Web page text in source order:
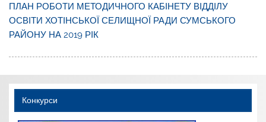
ПЛАН РОБОТИ МЕТОДИЧНОГО КАБІНЕТУ ВІДДІЛУ
ОСВІТИ ХОТІНСЬКОЇ СЕЛИЩНОЇ РАДИ СУМСЬКОГО
РАЙОНУ НА 2019 РІК
Конкурси